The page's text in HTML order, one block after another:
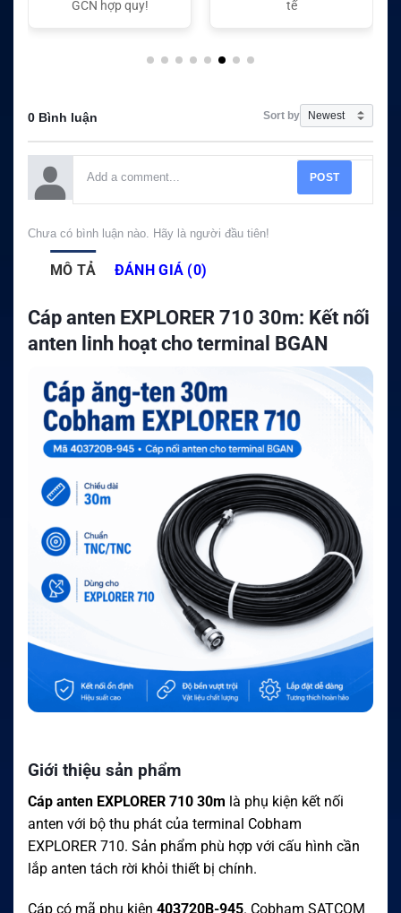
tế
tế
0 Bình luận Sort by
POST
Chưa có bình luận nào. Hãy là người đầu tiên!
MÔ TẢ ĐÁNH GIÁ (0)
Cáp anten EXPLORER 710 30m: Kết nối
anten linh hoạt cho terminal BGAN
Giới thiệu sản phẩm
Cáp anten EXPLORER 710 30m là phụ kiện kết nối
anten với bộ thu phát của terminal Cobham
EXPLORER 710. Sản phẩm phù hợp với cấu hình cần
lắp anten tách rời khỏi thiết bị chính.
Cáp có mã phụ kiện 403720B-945. Cobham SATCOM